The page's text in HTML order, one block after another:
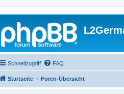
Schnellzugriff FAQ
Startseite Foren-Übersicht